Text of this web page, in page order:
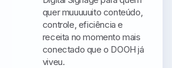
quer muuuuuito conteúdo,
controle, eficiência e
receita no momento mais
conectado que o DOOH já
viveu.